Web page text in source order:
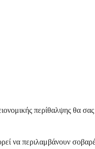
περίθαλψης θα
να περιλαμβάνουν